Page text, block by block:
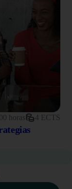
horas 4 ECTS